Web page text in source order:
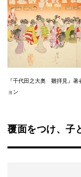
『千代田之大奥 雛拝見』
ョン
覆面をつけ、子